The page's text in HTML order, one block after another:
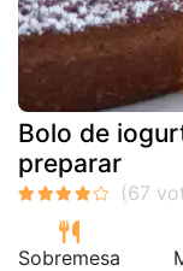
Bolo de
preparar
Sobremesa